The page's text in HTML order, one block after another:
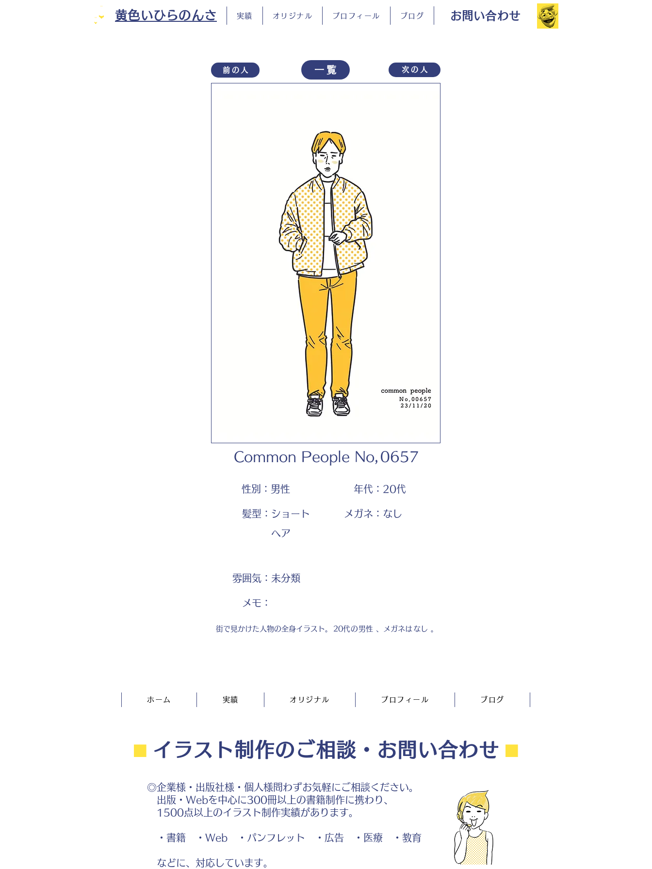
黄色いひらのんさ 実績 オリジナル プロフィール ブログ お問い合わせ
前の人 一覧 次の人
Common People No, 0657
性別： 男性
髪型： ショート
ヘア
年代： 20代
メガネ： なし
雰囲気： 未分類
​メモ：
街で見かけた人物の全身イラスト。 20代の 男性 、メガネは なし 。
ホーム 実績 オリジナル プロフィール ブログ
⬛︎ イラスト制作のご相談・お問い合わせ ⬛︎
◎企業様・出版社様・個人様問わずお気軽にご相談ください。
出版・Webを中心に300冊以上の書籍制作に携わり、
1500点以上のイラスト制作実績があります。
・書籍 ・Web ・パンフレット ・広告 ・医療 ・教育
などに、対応しています。